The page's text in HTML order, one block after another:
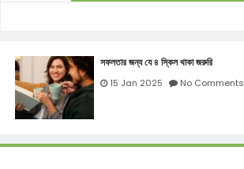
সফলতার জন্য যে ৪ স্কিল থাকা জরুরি
15 Jan 2025 No Comments